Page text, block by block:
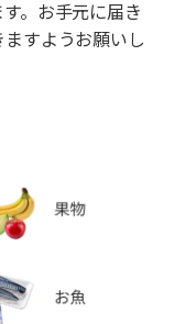
。お手元に届き
すようお願いし